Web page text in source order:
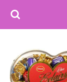
Ga
hoofdinhoud